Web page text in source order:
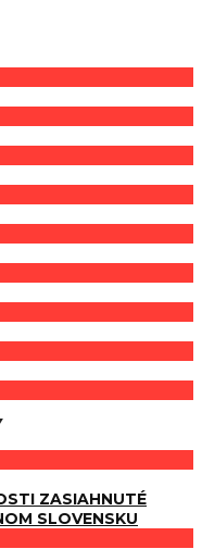
ZASIAHNUTÉ
SLOVENSKU